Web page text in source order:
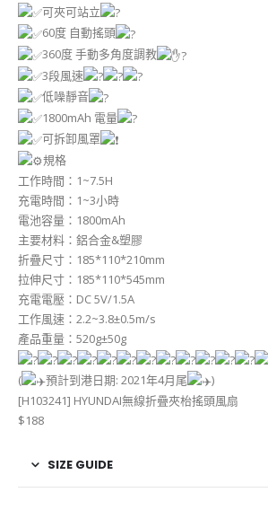
可夾可站立
60度 自動搖頭
360度 手動多角度調教
3段風速
低噪靜音
1800mAh 電量
可拆卸風罩
規格
工作時間：1~7.5H
充電時間：1~3小時
電池容量：1800mAh
主要材料：鋁合金&塑膠
折疊尺寸：185*110*210mm
拉伸尺寸：185*110*545mm
充電電壓：DC 5V/1.5A
工作風速：2.2~3.8±0.5m/s
產品重量：520g±50g
( 預計到港日期: 2021年4月尾
)
[H103241] HYUNDAI無線折疊夾枱搖頭風扇
$188
SIZE GUIDE